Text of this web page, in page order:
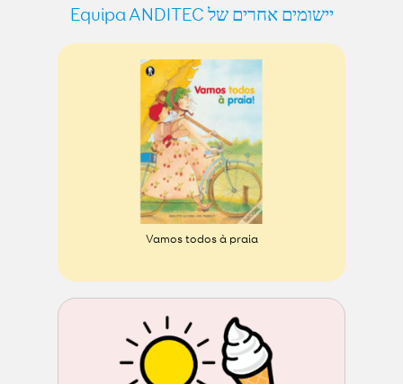
יישומים אחרים של Equipa ANDITEC
Vamos todos à praia